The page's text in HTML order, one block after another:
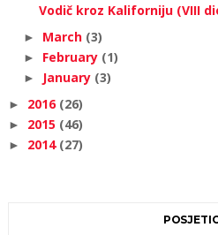
Vodič kroz Kaliforniju (VIII
► March (3)
► February (1)
► January (3)
► 2016 (26)
► 2015 (46)
► 2014 (27)